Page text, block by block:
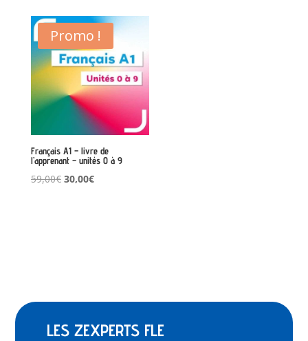
Promo !
Français A1 – livre de
l’apprenant – unités 0 à 9
59,00€ Le
30,00€Le
LES ZEXPERTS FLE